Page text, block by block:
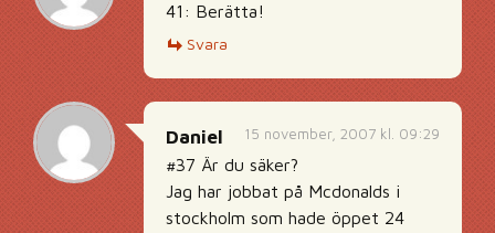
41: Berätta!
Svara
15 november, 2007 kl. 09:29
Daniel
#37 Är du säker?
Jag har jobbat på Mcdonalds i
stockholm som hade öppet 24